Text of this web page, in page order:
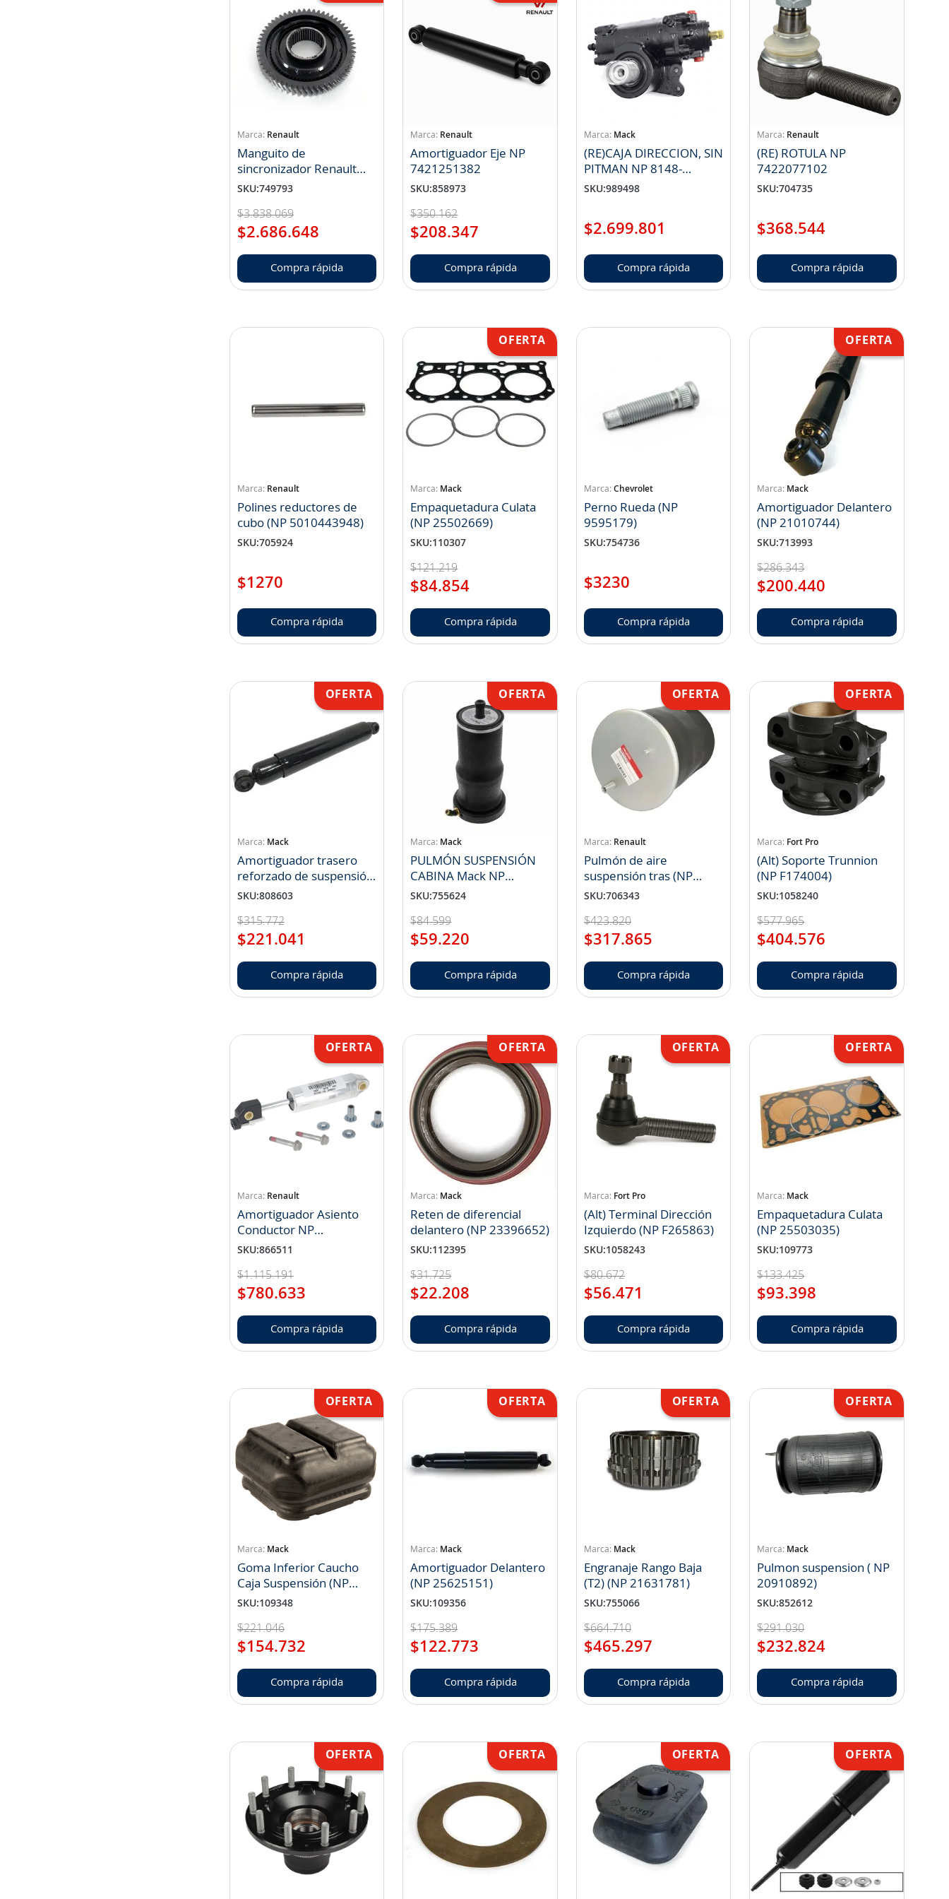
Renault
Manguito de
sincronizador Renault
Trucks (NP 7485132266)
SKU:749793
$3.838.069
$2.686.648
Compra rápida
Renault
Amortiguador Eje NP
7421251382
SKU:858973
$350.162
$208.347
Compra rápida
Mack
(RE)CAJA DIRECCION, SIN
PITMAN NP 8148-
M100PWD3R
SKU:989498
$2.699.801
Compra rápida
Renault
(RE) ROTULA NP
7422077102
SKU:704735
$368.544
Compra rápida
Renault
Polines reductores de
cubo (NP 5010443948)
SKU:705924
$1270
Compra rápida
Mack
Empaquetadura Culata
(NP 25502669)
SKU:110307
$121.219
$84.854
Compra rápida
Chevrolet
Perno Rueda (NP
9595179)
SKU:754736
$3230
Compra rápida
Mack
Amortiguador Delantero
(NP 21010744)
SKU:713993
$286.343
$200.440
Compra rápida
Mack
Amortiguador trasero
reforzado de suspensión
de aire (NP 23818296)
SKU:808603
$315.772
$221 .041
Compra rápida
Mack
PULMÓN SUSPENSIÓN
CABINA Mack NP
21338449
SKU:755624
$84.599
$59.220
Compra rápida
Renault
Pulmón de aire
suspensión tras (NP
7421978494)
SKU:706343
$423.820
$317.865
Compra rápida
Fort Pro
(Alt) Soporte Trunnion
(NP F174004)
SKU:1058240
$577.965
$404.576
Compra rápida
Renault
Amortiguador Asiento
Conductor NP
7424465306
SKU:866511
$1.115.191
$780.633
Compra rápida
Mack
Reten de diferencial
delantero (NP 23396652)
SKU:112395
$31.725
$22.208
Compra rápida
Fort Pro
(Alt) Terminal Dirección
Izquierdo (NP F265863)
SKU:1058243
$80.672
$56.471
Compra rápida
Mack
Empaquetadura Culata
(NP 25503035)
SKU:109773
$133.425
$93.398
Compra rápida
Mack
Goma Inferior Caucho
Caja Suspensión (NP
25124724)
SKU:109348
$221.046
$154.732
Compra rápida
Mack
Amortiguador Delantero
(NP 25625151)
SKU:109356
$175.389
$122.773
Compra rápida
Mack
Engranaje Rango Baja
(T2) (NP 21631781)
SKU:755066
$664.710
$465.297
Compra rápida
Mack
Pulmon suspension ( NP
20910892)
SKU:852612
$291.030
$232.824
Compra rápida